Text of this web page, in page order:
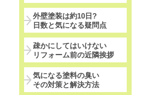
外壁塗装は約10日?
日数と気になる疑問点
疎かにしてはいけない
リフォーム前の近隣挨拶
気になる塗料の臭い
その対策と解決方法